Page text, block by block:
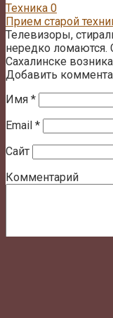
Техника 0
Прием старой
Телевизоры,
нередко
Сахалинске
Добавить
Имя *
Email *
Сайт
Комментарий